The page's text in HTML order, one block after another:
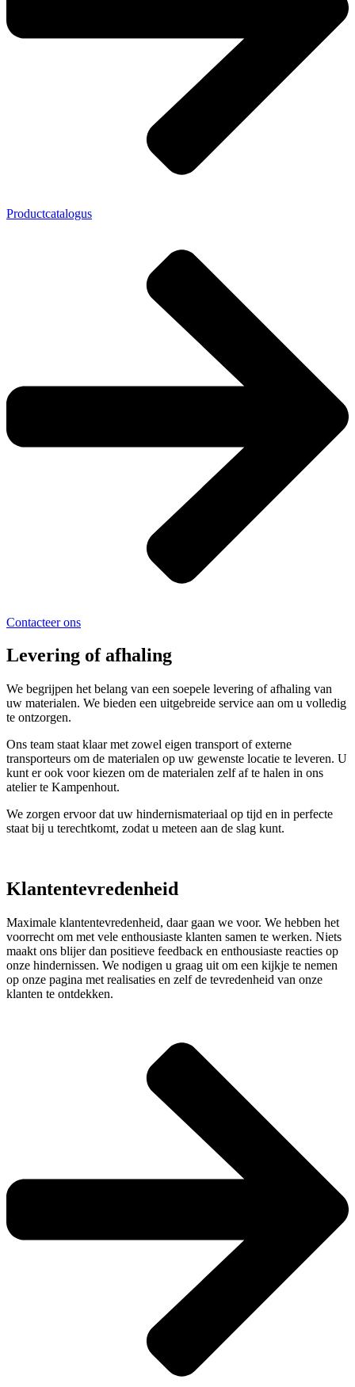
Productcatalogus
Contacteer ons
Levering of afhaling
We begrijpen het belang van een soepele levering of afhaling van
uw materialen. We bieden een uitgebreide service aan om u volledig
te ontzorgen.
Ons team staat klaar met zowel eigen transport of externe
transporteurs om de materialen op uw gewenste locatie te leveren. U
kunt er ook voor kiezen om de materialen zelf af te halen in ons
atelier te Kampenhout.
We zorgen ervoor dat uw hindernismateriaal op tijd en in perfecte
staat bij u terechtkomt, zodat u meteen aan de slag kunt.
Klantentevredenheid
Maximale klantentevredenheid, daar gaan we voor. We hebben het
voorrecht om met vele enthousiaste klanten samen te werken. Niets
maakt ons blijer dan positieve feedback en enthousiaste reacties op
onze hindernissen. We nodigen u graag uit om een kijkje te nemen
op onze pagina met realisaties en zelf de tevredenheid van onze
klanten te ontdekken.